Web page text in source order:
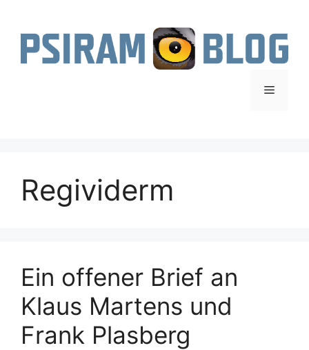
springen
Menü
Regividerm
Ein offener Brief an
Klaus Martens und
Frank Plasberg